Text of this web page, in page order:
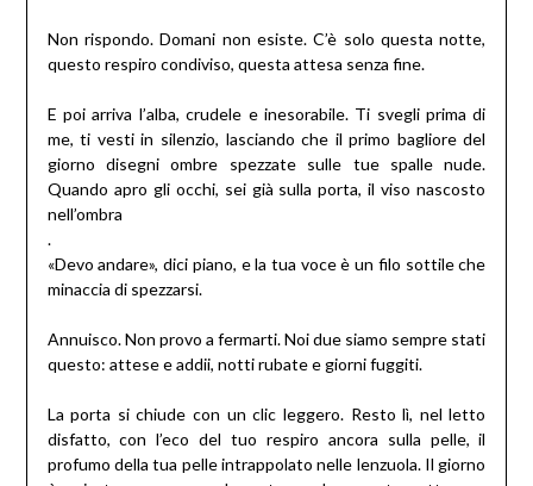
Non rispondo. Domani non esiste. C’è solo questa notte,
questo respiro condiviso, questa attesa senza fine.
E poi arriva l’alba, crudele e inesorabile. Ti svegli prima di
me, ti vesti in silenzio, lasciando che il primo bagliore del
giorno disegni ombre spezzate sulle tue spalle nude.
Quando apro gli occhi, sei già sulla porta, il viso nascosto
nell’ombra
.
«Devo andare», dici piano, e la tua voce è un filo sottile che
minaccia di spezzarsi.
Annuisco. Non provo a fermarti. Noi due siamo sempre stati
questo: attese e addii, notti rubate e giorni fuggiti.
La porta si chiude con un clic leggero. Resto lì, nel letto
disfatto, con l’eco del tuo respiro ancora sulla pelle, il
profumo della tua pelle intrappolato nelle lenzuola. Il giorno